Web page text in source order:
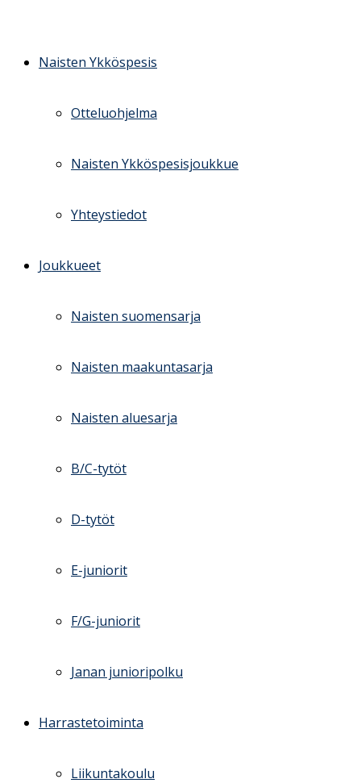
Naisten Ykköspesis
Otteluohjelma
Naisten Ykköspesisjoukkue
Yhteystiedot
Joukkueet
Naisten suomensarja
Naisten maakuntasarja
Naisten aluesarja
B/C-tytöt
D-tytöt
E-juniorit
F/G-juniorit
Janan junioripolku
Harrastetoiminta
Liikuntakoulu